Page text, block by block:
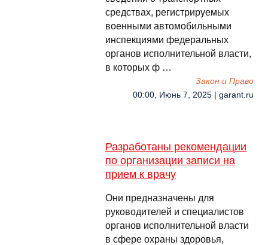
средствах, регистрируемых
военными автомобильными
инспекциями федеральных
органов исполнительной власти,
в которых ф …
Закон и Право
00:00, Июнь 7, 2025 | garant.ru
Разработаны рекомендации
по организации записи на
прием к врачу
Они предназначены для
руководителей и специалистов
органов исполнительной власти
в сфере охраны здоровья,